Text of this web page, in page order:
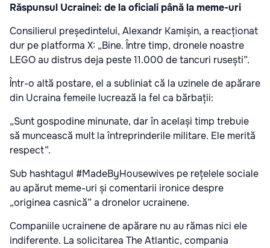
Răspunsul Ucrainei: de la oficiali până la meme-uri
Consilierul președintelui, Alexandr Kamișin, a reacționat
dur pe platforma X: „Bine. Între timp, dronele noastre
LEGO au distrus deja peste 11.000 de tancuri rusești”.
Într-o altă postare, el a subliniat că la uzinele de apărare
din Ucraina femeile lucrează la fel ca bărbații:
„Sunt gospodine minunate, dar în același timp trebuie
să muncească mult la întreprinderile militare. Ele merită
respect”.
Sub hashtagul #MadeByHousewives pe rețelele sociale
au apărut meme-uri și comentarii ironice despre
„originea casnică” a dronelor ucrainene.
Companiile ucrainene de apărare nu au rămas nici ele
indiferente. La solicitarea The Atlantic, compania